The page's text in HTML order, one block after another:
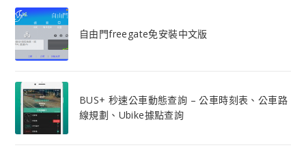
自由門freegate免安裝中文版
BUS+ 秒速公車動態查詢 – 公車時刻表、公車路
線規劃、Ubike據點查詢